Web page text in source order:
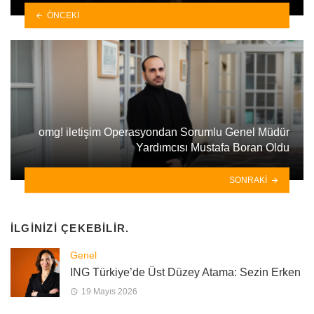
ÖNCEKI
omg! iletişim Operasyondan Sorumlu Genel Müdür
Yardımcısı Mustafa Boran Oldu
SONRAKI
İLGINIZI ÇEKEBILIR.
Genel
ING Türkiye’de Üst Düzey Atama: Sezin Erken
19 Mayıs 2026